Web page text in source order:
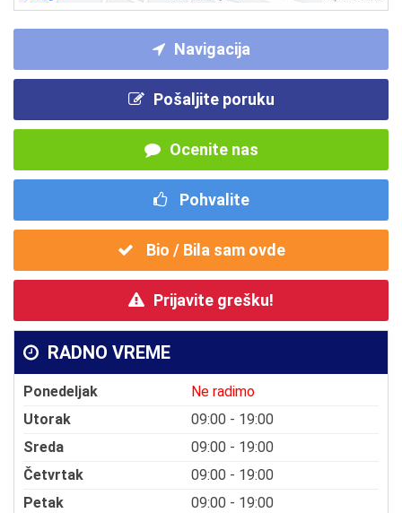
Navigacija
Pošaljite poruku
Ocenite nas
Pohvalite
Bio / Bila sam ovde
Prijavite grešku!
RADNO VREME
Ponedeljak
Ne radimo
Utorak
09:00 - 19:00
Sreda
09:00 - 19:00
Četvrtak
09:00 - 19:00
Petak
09:00 - 19:00